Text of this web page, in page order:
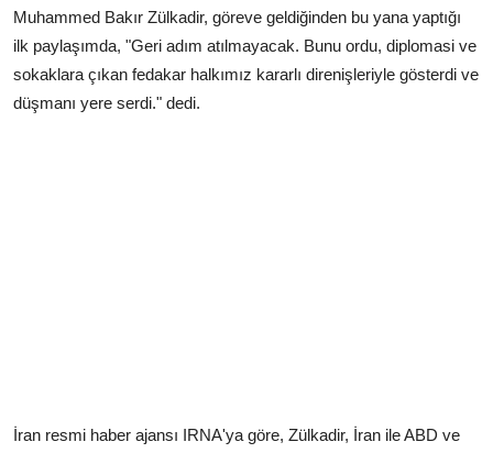
Muhammed Bakır Zülkadir, göreve geldiğinden bu yana yaptığı
ilk paylaşımda, "Geri adım atılmayacak. ‌Bunu ordu, diplomasi ve
sokaklara çıkan fedakar halkımız kararlı direnişleriyle gösterdi ve
düşmanı yere serdi." dedi.
İran resmi haber ajansı IRNA'ya göre, Zülkadir, İran ile ABD ve